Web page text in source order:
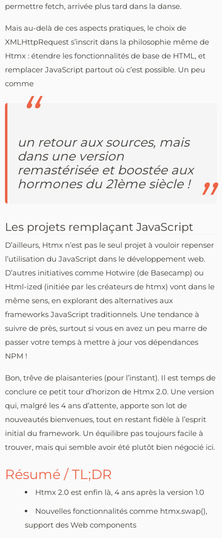
permettre fetch, arrivée plus tard dans la danse.
Mais au-delà de ces aspects pratiques, le choix de
XMLHttpRequest s’inscrit dans la philosophie même de
Htmx : étendre les fonctionnalités de base de HTML, et
remplacer JavaScript partout où c’est possible. Un peu
comme
un retour aux sources, mais
dans une version
remastérisée et boostée aux
hormones du 21ème siècle !
Les projets remplaçant JavaScript
D’ailleurs, Htmx n’est pas le seul projet à vouloir repenser
l’utilisation du JavaScript dans le développement web.
D’autres initiatives comme Hotwire (de Basecamp) ou
Html-ized (initiée par les créateurs de htmx) vont dans le
même sens, en explorant des alternatives aux
frameworks JavaScript traditionnels. Une tendance à
suivre de près, surtout si vous en avez un peu marre de
passer votre temps à mettre à jour vos dépendances
NPM !
Bon, trêve de plaisanteries (pour l’instant). Il est temps de
conclure ce petit tour d’horizon de Htmx 2.0. Une version
qui, malgré les 4 ans d’attente, apporte son lot de
nouveautés bienvenues, tout en restant fidèle à l’esprit
initial du framework. Un équilibre pas toujours facile à
trouver, mais qui semble avoir été plutôt bien négocié ici.
Résumé / TL;DR
Htmx 2.0 est enfin là, 4 ans après la version 1.0
Nouvelles fonctionnalités comme htmx.swap(),
support des Web components